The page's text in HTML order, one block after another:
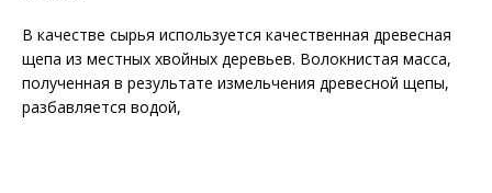
В качестве сырья используется качественная древесная
щепа из местных хвойных деревьев. Волокнистая масса,
полученная в результате измельчения древесной щепы,
разбавляется водой,